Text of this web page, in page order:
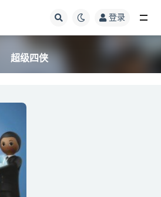
登录
超级四侠